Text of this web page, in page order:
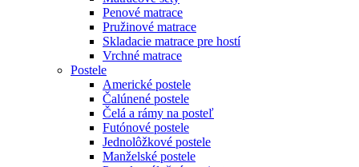
Penové matrace
Pružinové matrace
Skladacie matrace pre hostí
Vrchné matrace
Postele
Americké postele
Čalúnené postele
Čelá a rámy na posteľ
Futónové postele
Jednolôžkové postele
Manželské postele